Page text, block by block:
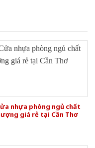
nhựa phòng ngủ chất
giá rẻ tại Cần Thơ